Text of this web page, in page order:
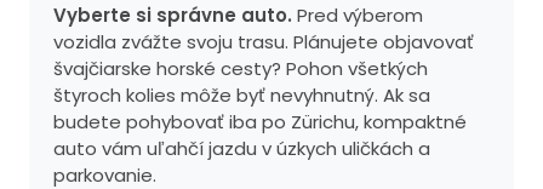
Vyberte si správne auto. Pred výberom
vozidla zvážte svoju trasu. Plánujete objavovať
švajčiarske horské cesty? Pohon všetkých
štyroch kolies môže byť nevyhnutný. Ak sa
budete pohybovať iba po Zürichu, kompaktné
auto vám uľahčí jazdu v úzkych uličkách a
parkovanie.